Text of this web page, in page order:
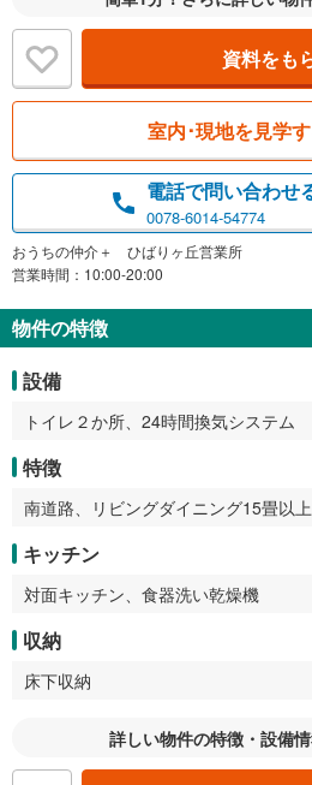
資料をも
室内･現地を見学
電話で問い合わせ
0078-6014-54774
おうちの仲介＋ ひばりヶ丘営業所
営業時間：10:00-20:00
物件の特徴
設備
トイレ２か所、24時間換気システム
特徴
南道路、リビングダイニング15畳以
キッチン
対面キッチン、食器洗い乾燥機
収納
床下収納
詳しい物件の特徴・設備